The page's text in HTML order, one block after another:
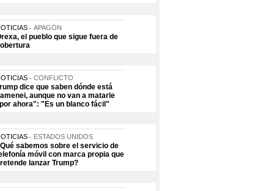
APAGÓN
el pueblo que sigue fuera de
CONFLICTO
dice que saben dónde está
aunque no van a matarle
ahora": "Es un blanco fácil"
ESTADOS UNIDOS
sabemos sobre el servicio de
móvil con marca propia que
lanzar Trump?